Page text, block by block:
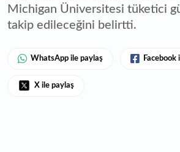
Michigan Üniversitesi tüketici
takip edileceğini belirtti.
WhatsApp ile paylaş Facebook
X ile paylaş